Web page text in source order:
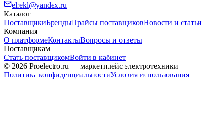
elrekl@yandex.ru
Каталог
ПоставщикиБрендыПрайсы поставщиковНовости и статьи
Компания
О платформеКонтактыВопросы и ответы
Поставщикам
Стать поставщикомВойти в кабинет
© 2026 Proelectro.ru — маркетплейс электротехники
Политика конфиденциальностиУсловия использования